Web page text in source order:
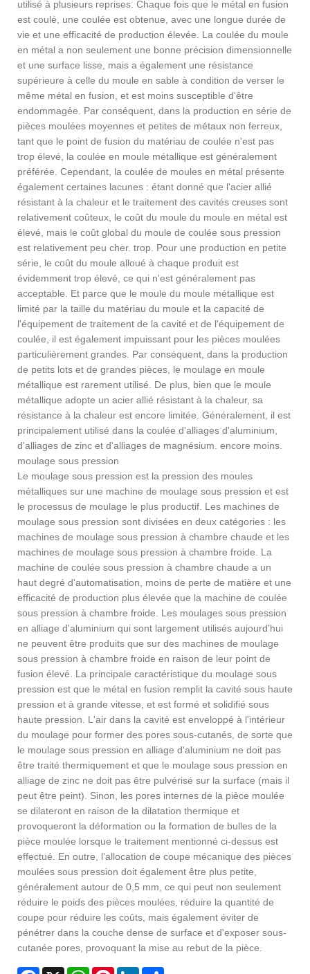
utilisé à plusieurs reprises. Chaque fois que le métal en fusion
est coulé, une coulée est obtenue, avec une longue durée de
vie et une efficacité de production élevée. La coulée du moule
en métal a non seulement une bonne précision dimensionnelle
et une surface lisse, mais a également une résistance
supérieure à celle du moule en sable à condition de verser le
même métal en fusion, et est moins susceptible d'être
endommagée. Par conséquent, dans la production en série de
pièces moulées moyennes et petites de métaux non ferreux,
tant que le point de fusion du matériau de coulée n'est pas
trop élevé, la coulée en moule métallique est généralement
préférée. Cependant, la coulée de moules en métal présente
également certaines lacunes : étant donné que l'acier allié
résistant à la chaleur et le traitement des cavités creuses sont
relativement coûteux, le coût du moule du moule en métal est
élevé, mais le coût global du moule de coulée sous pression
est relativement peu cher. trop. Pour une production en petite
série, le coût du moule alloué à chaque produit est
évidemment trop élevé, ce qui n'est généralement pas
acceptable. Et parce que le moule du moule métallique est
limité par la taille du matériau du moule et la capacité de
l'équipement de traitement de la cavité et de l'équipement de
coulée, il est également impuissant pour les pièces moulées
particulièrement grandes. Par conséquent, dans la production
de petits lots et de grandes pièces, le moulage en moule
métallique est rarement utilisé. De plus, bien que le moule
métallique adopte un acier allié résistant à la chaleur, sa
résistance à la chaleur est encore limitée. Généralement, il est
principalement utilisé dans la coulée d'alliages d'aluminium,
d'alliages de zinc et d'alliages de magnésium. encore moins.
moulage sous pression
Le moulage sous pression est la pression des moules
métalliques sur une machine de moulage sous pression et est
le processus de moulage le plus productif. Les machines de
moulage sous pression sont divisées en deux catégories : les
machines de moulage sous pression à chambre chaude et les
machines de moulage sous pression à chambre froide. La
machine de coulée sous pression à chambre chaude a un
haut degré d'automatisation, moins de perte de matière et une
efficacité de production plus élevée que la machine de coulée
sous pression à chambre froide. Les moulages sous pression
en alliage d'aluminium qui sont largement utilisés aujourd'hui
ne peuvent être produits que sur des machines de moulage
sous pression à chambre froide en raison de leur point de
fusion élevé. La principale caractéristique du moulage sous
pression est que le métal en fusion remplit la cavité sous haute
pression et à grande vitesse, et est formé et solidifié sous
haute pression. L'air dans la cavité est enveloppé à l'intérieur
du moulage pour former des pores sous-cutanés, de sorte que
le moulage sous pression en alliage d'aluminium ne doit pas
être traité thermiquement et que le moulage sous pression en
alliage de zinc ne doit pas être pulvérisé sur la surface (mais il
peut être peint). Sinon, les pores internes de la pièce moulée
se dilateront en raison de la dilatation thermique et
provoqueront la déformation ou la formation de bulles de la
pièce moulée lorsque le traitement mentionné ci-dessus est
effectué. En outre, l'allocation de coupe mécanique des pièces
moulées sous pression doit également être plus petite,
généralement autour de 0,5 mm, ce qui peut non seulement
réduire le poids des pièces moulées, réduire la quantité de
coupe pour réduire les coûts, mais également éviter de
pénétrer dans la couche dense de surface et d'exposer sous-
cutanée pores, provoquant la mise au rebut de la pièce.